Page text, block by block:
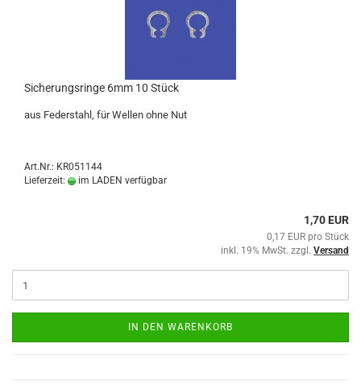
Sicherungsringe 6mm 10 Stück
aus Federstahl, für Wellen ohne Nut
Art.Nr.: KR051144
Lieferzeit:
im LADEN verfügbar
1,70 EUR
0,17 EUR pro Stück
inkl. 19% MwSt. zzgl. Versand
IN DEN WARENKORB